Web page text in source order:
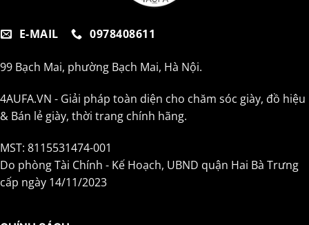
E-MAIL 0978408611
99 Bạch Mai, phường Bạch Mai, Hà Nội.
4AUFA.VN - Giải pháp toàn diện cho chăm sóc giày, đồ hiệu
& Bán lẻ giày, thời trang chính hãng.
MST: 8115531474-001
Do phòng Tài Chính - Kế Hoạch, UBND quận Hai Bà Trưng
cấp ngày 14/11/2023